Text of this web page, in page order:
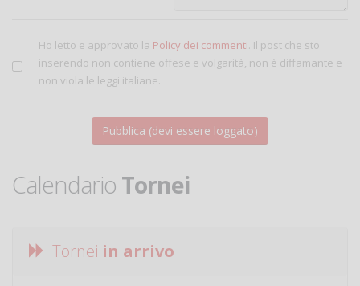
Ho letto e approvato la Policy dei commenti. Il post che sto
inserendo non contiene offese e volgarità, non è diffamante e
non viola le leggi italiane.
Calendario Tornei
Tornei in arrivo